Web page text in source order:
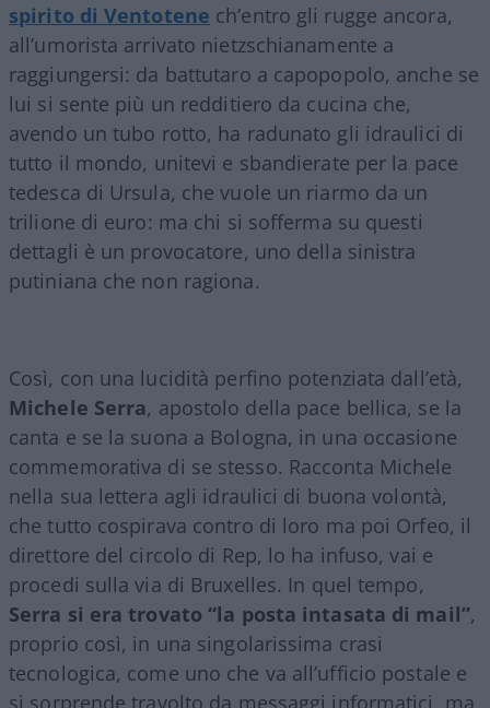
spirito di Ventotene ch’entro gli rugge ancora,
all’umorista arrivato nietzschianamente a
raggiungersi: da battutaro a capopopolo, anche se
lui si sente più un redditiero da cucina che,
avendo un tubo rotto, ha radunato gli idraulici di
tutto il mondo, unitevi e sbandierate per la pace
tedesca di Ursula, che vuole un riarmo da un
trilione di euro: ma chi si sofferma su questi
dettagli è un provocatore, uno della sinistra
putiniana che non ragiona.
Così, con una lucidità perfino potenziata dall’età,
Michele Serra, apostolo della pace bellica, se la
canta e se la suona a Bologna, in una occasione
commemorativa di se stesso. Racconta Michele
nella sua lettera agli idraulici di buona volontà,
che tutto cospirava contro di loro ma poi Orfeo, il
direttore del circolo di Rep, lo ha infuso, vai e
procedi sulla via di Bruxelles. In quel tempo,
Serra si era trovato “la posta intasata di mail”,
proprio così, in una singolarissima crasi
tecnologica, come uno che va all’ufficio postale e
si sorprende travolto da messaggi informatici, ma